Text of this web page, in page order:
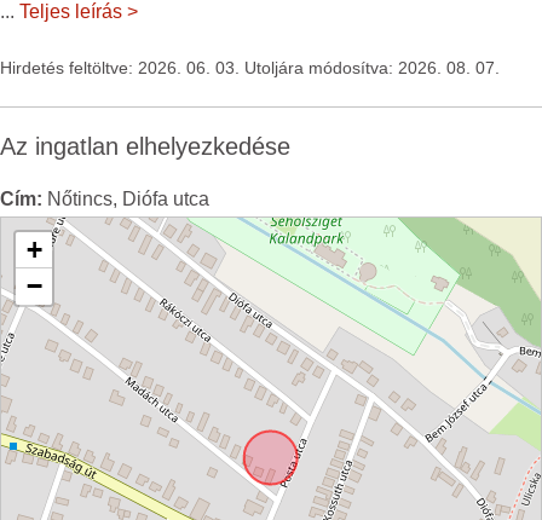
... Teljes leírás >
Hirdetés feltöltve: 2026. 06. 03. Utoljára módosítva: 2026. 08. 07.
Az ingatlan elhelyezkedése
Cím: Nőtincs, Diófa utca
+
−